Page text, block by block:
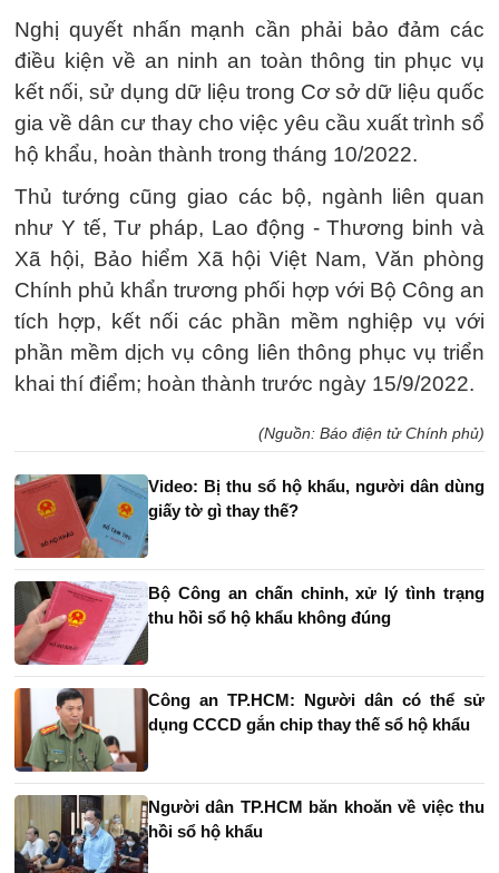
Nghị quyết nhấn mạnh cần phải bảo đảm các
điều kiện về an ninh an toàn thông tin phục vụ
kết nối, sử dụng dữ liệu trong Cơ sở dữ liệu quốc
gia về dân cư thay cho việc yêu cầu xuất trình sổ
hộ khẩu, hoàn thành trong tháng 10/2022.
Thủ tướng cũng giao các bộ, ngành liên quan
như Y tế, Tư pháp, Lao động - Thương binh và
Xã hội, Bảo hiểm Xã hội Việt Nam, Văn phòng
Chính phủ khẩn trương phối hợp với Bộ Công an
tích hợp, kết nối các phần mềm nghiệp vụ với
phần mềm dịch vụ công liên thông phục vụ triển
khai thí điểm; hoàn thành trước ngày 15/9/2022.
(Nguồn: Báo điện tử Chính phủ)
Video: Bị thu sổ hộ khẩu, người dân dùng
giấy tờ gì thay thế?
Bộ Công an chấn chỉnh, xử lý tình trạng
thu hồi sổ hộ khẩu không đúng
Công an TP.HCM: Người dân có thể sử
dụng CCCD gắn chip thay thế sổ hộ khẩu
Người dân TP.HCM băn khoăn về việc thu
hồi sổ hộ khẩu